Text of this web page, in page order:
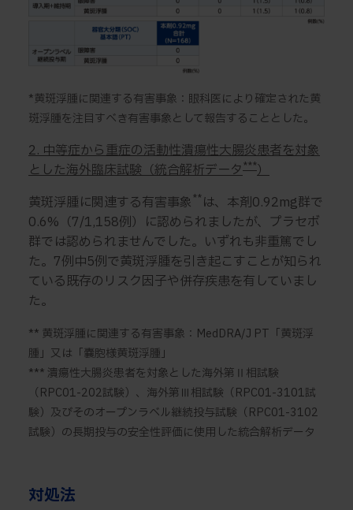
*黄斑浮腫に関連する有害事象：眼科医により確定された黄
斑浮腫を注目すべき有害事象として報告することとした。
2. 中等症から重症の活動性潰瘍性大腸炎患者を対象
とした海外臨床試験（統合解析データ***）
黄斑浮腫に関連する有害事象 ** は、本剤0.92mg群で
0.6%（7/1,158例）に認められましたが、プラセボ
群では認められませんでした。いずれも非重篤でし
た。7例中5例で黄斑浮腫を引き起こすことが知られ
ている既存のリスク因子や併存疾患を有していまし
た。
** 黄斑浮腫に関連する有害事象：MedDRA/J PT「黄斑浮
腫」又は「嚢胞様黄斑浮腫」
*** 潰瘍性大腸炎患者を対象とした海外第Ⅱ相試験
（RPC01-202試験）、海外第Ⅲ相試験（RPC01-3101試
験）及びそのオープンラベル継続投与試験（RPC01-3102
試験）の長期投与の安全性評価に使用した統合解析データ
対処法